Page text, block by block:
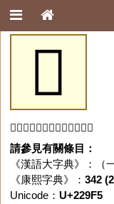
𢧵
「𢧵」字未收錄於本資料庫。
請參見有關條目：
《漢語大字典》：（
《康熙字典》： 342
Unicode： U+229F5